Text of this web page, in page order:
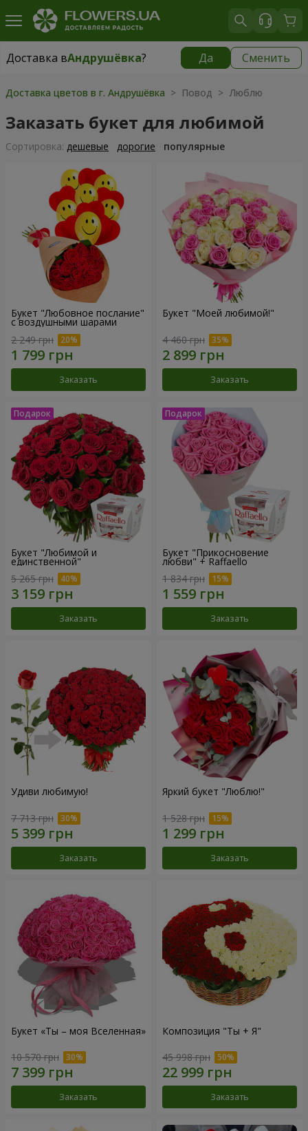
Доставка вАндрушёвка? Да Сменить
Доставка вАндрушёвка|
Доставка цветов в г. Андрушёвка > Повод > Люблю
Заказать букет для любимой
Cортировка: дешевые дорогие популярные
Букет "Любовное послание"
с воздушными шарами
2 249 грн
Заказать
Букет "Моей любимой!"
4 460 грн
Заказать
Букет "Любимой и
единственной"
5 265 грн
Заказать
Букет "Прикосновение
любви" + Raffaello
1 834 грн
Заказать
Удиви любимую!
7 713 грн
Заказать
Яркий букет "Люблю!"
1 528 грн
Заказать
Букет «Ты – моя Вселенная»
10 570 грн
Заказать
Композиция "Ты + Я"
45 998 грн
Заказать